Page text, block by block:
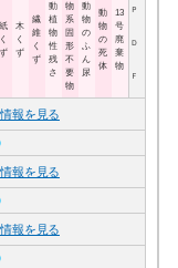
Ｐ
Ｄ
Ｆ
紙
く
ず
木
く
ず
繊
維
く
ず
動
植
物
性
残
さ
物
系
固
形
不
要
物
動
物
の
ふ
ん
尿
動
物
の
死
体
13
号
廃
棄
物
報を見る
報を見る
報を見る